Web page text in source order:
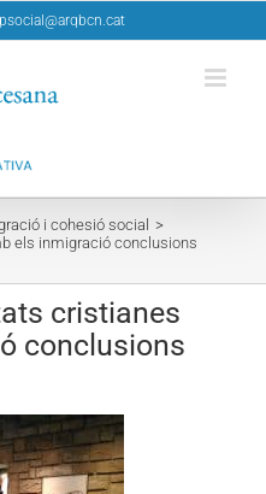
psocial@arqbcn.cat
i cohesió social
els inmigració conclusions
cristianes
conclusions